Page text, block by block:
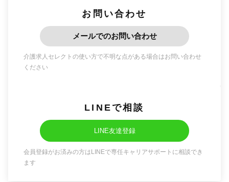
お問い合わせ
メールでのお問い合わせ
介護求人セレクトの使い方で不明な点がある場合はお問い合わせ
ください
LINEで相談
LINE友達登録
会員登録がお済みの方はLINEで専任キャリアサポートに相談でき
ます